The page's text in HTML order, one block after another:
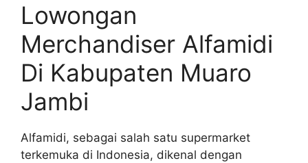
Lowongan
Merchandiser Alfamidi
Di Kabupaten Muaro
Jambi
Alfamidi, sebagai salah satu supermarket
terkemuka di Indonesia, dikenal dengan